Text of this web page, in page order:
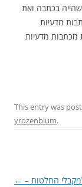
בכתבה ואת
מדעיות
מכתבות מדעיות
This entry was
yrozenblum.
Post
←